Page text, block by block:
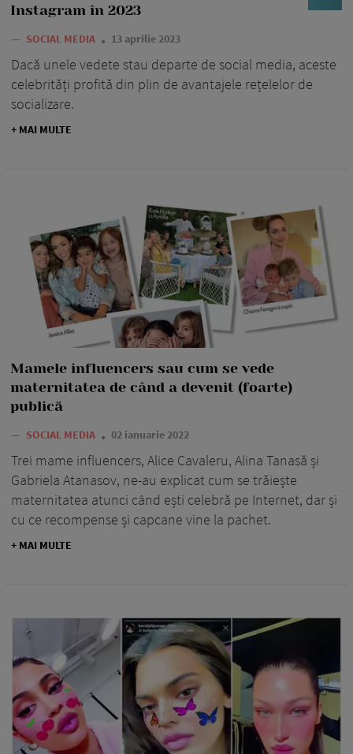
Instagram în 2023
— SOCIAL MEDIA 13 aprilie 2023
Dacă unele vedete stau departe de social media, aceste
celebrități profită din plin de avantajele rețelelor de
socializare.
+ MAI MULTE
Mamele influencers sau cum se vede
maternitatea de când a devenit (foarte)
publică
— SOCIAL MEDIA 02 ianuarie 2022
Trei mame influencers, Alice Cavaleru, Alina Tanasă și
Gabriela Atanasov, ne-au explicat cum se trăiește
maternitatea atunci când ești celebră pe Internet, dar și
cu ce recompense și capcane vine la pachet.
+ MAI MULTE